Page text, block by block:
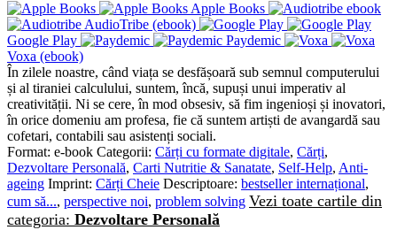
Apple Books
AudioTribe (ebook)
Google Play
Paydemic
Voxa (ebook)
În zilele noastre, când viața se desfășoară sub semnul computerului
și al tiraniei calculului, suntem, încă, supuși unui imperativ al
creativității. Ni se cere, în mod obsesiv, să fim ingenioși și inovatori,
în orice domeniu am profesa, fie că suntem artiști de avangardă sau
cofetari, contabili sau asistenți sociali.
Format: e-book Categorii: Cărți cu formate digitale, Cărți,
Dezvoltare Personală, Carti Nutritie & Sanatate, Self-Help, Anti-
ageing Imprint: Cărți Cheie Descriptoare: bestseller internațional,
cum să..., perspective noi, problem solving Vezi toate cartile din
categoria: Dezvoltare Personală